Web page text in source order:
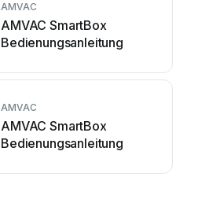
AMVAC
AMVAC SmartBox
Bedienungsanleitung
AMVAC
AMVAC SmartBox
Bedienungsanleitung